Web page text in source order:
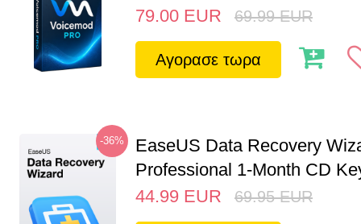
79.00 EUR 69.99 EUR
Αγορασε τωρα
-36%
EaseUS Data Recovery
Professional 1-Month CD
44.99 EUR 69.95 EUR